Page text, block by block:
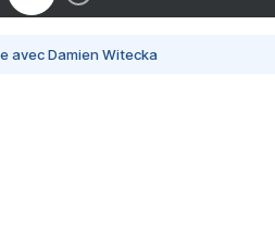
avec Damien Witecka